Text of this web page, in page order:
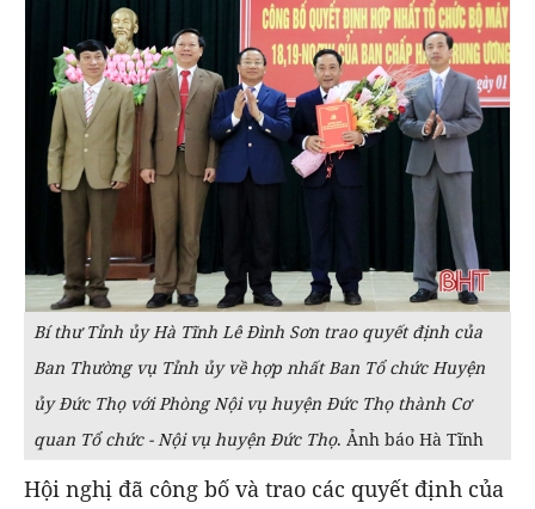
Bí thư Tỉnh ủy Hà Tĩnh Lê Đình Sơn trao quyết định của
Ban Thường vụ Tỉnh ủy về hợp nhất Ban Tổ chức Huyện
ủy Đức Thọ với Phòng Nội vụ huyện Đức Thọ thành Cơ
quan Tổ chức - Nội vụ huyện Đức Thọ. Ảnh báo Hà Tĩnh
Hội nghị đã công bố và trao các quyết định của